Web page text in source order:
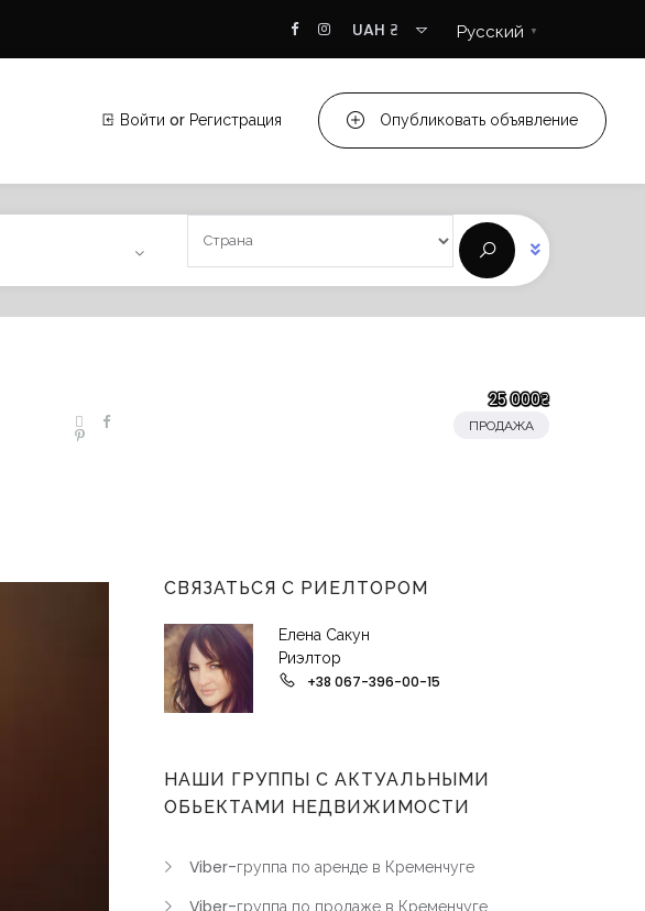
UAH ₴ Русский ▼
Войти or Регистрация Опубликовать объявление
25 000₴
ПРОДАЖА
СВЯЗАТЬСЯ С РИЕЛТОРОМ
Елена Сакун
Риэлтор
+38 067-396-00-15
НАШИ ГРУППЫ С АКТУАЛЬНЫМИ
ОБЬЕКТАМИ НЕДВИЖИМОСТИ
Viber-группа по аренде в Кременчуге
Viber-группа по продаже в Кременчуге